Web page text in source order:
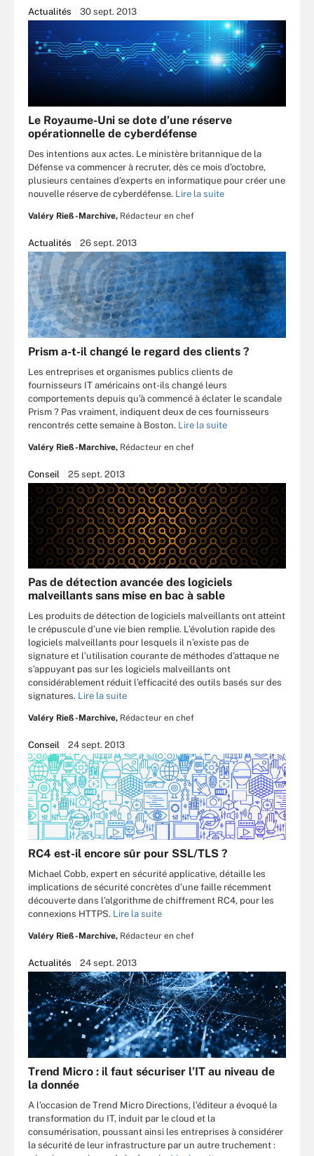
Actualités 30 sept. 2013
Le Royaume-Uni se dote d’une réserve
opérationnelle de cyberdéfense
Des intentions aux actes. Le ministère britannique de la
Défense va commencer à recruter, dès ce mois d’octobre,
plusieurs centaines d’experts en informatique pour créer une
nouvelle réserve de cyberdéfense. Lire la suite
Valéry Rieß-Marchive, Rédacteur en chef
Actualités 26 sept. 2013
Prism a-t-il changé le regard des clients ?
Les entreprises et organismes publics clients de
fournisseurs IT américains ont-ils changé leurs
comportements depuis qu’à commencé à éclater le scandale
Prism ? Pas vraiment, indiquent deux de ces fournisseurs
rencontrés cette semaine à Boston. Lire la suite
Valéry Rieß-Marchive, Rédacteur en chef
Conseil 25 sept. 2013
Pas de détection avancée des logiciels
malveillants sans mise en bac à sable
Les produits de détection de logiciels malveillants ont atteint
le crépuscule d’une vie bien remplie. L’évolution rapide des
logiciels malveillants pour lesquels il n’existe pas de
signature et l’utilisation courante de méthodes d’attaque ne
s’appuyant pas sur les logiciels malveillants ont
considérablement réduit l’efficacité des outils basés sur des
signatures. Lire la suite
Valéry Rieß-Marchive, Rédacteur en chef
Conseil 24 sept. 2013
RC4 est-il encore sûr pour SSL/TLS ?
Michael Cobb, expert en sécurité applicative, détaille les
implications de sécurité concrètes d’une faille récemment
découverte dans l’algorithme de chiffrement RC4, pour les
connexions HTTPS. Lire la suite
Valéry Rieß-Marchive, Rédacteur en chef
Actualités 24 sept. 2013
Trend Micro : il faut sécuriser l’IT au niveau de
la donnée
A l’occasion de Trend Micro Directions, l’éditeur a évoqué la
transformation du IT, induit par le cloud et la
consumérisation, poussant ainsi les entreprises à considérer
la sécurité de leur infrastructure par un autre truchement :